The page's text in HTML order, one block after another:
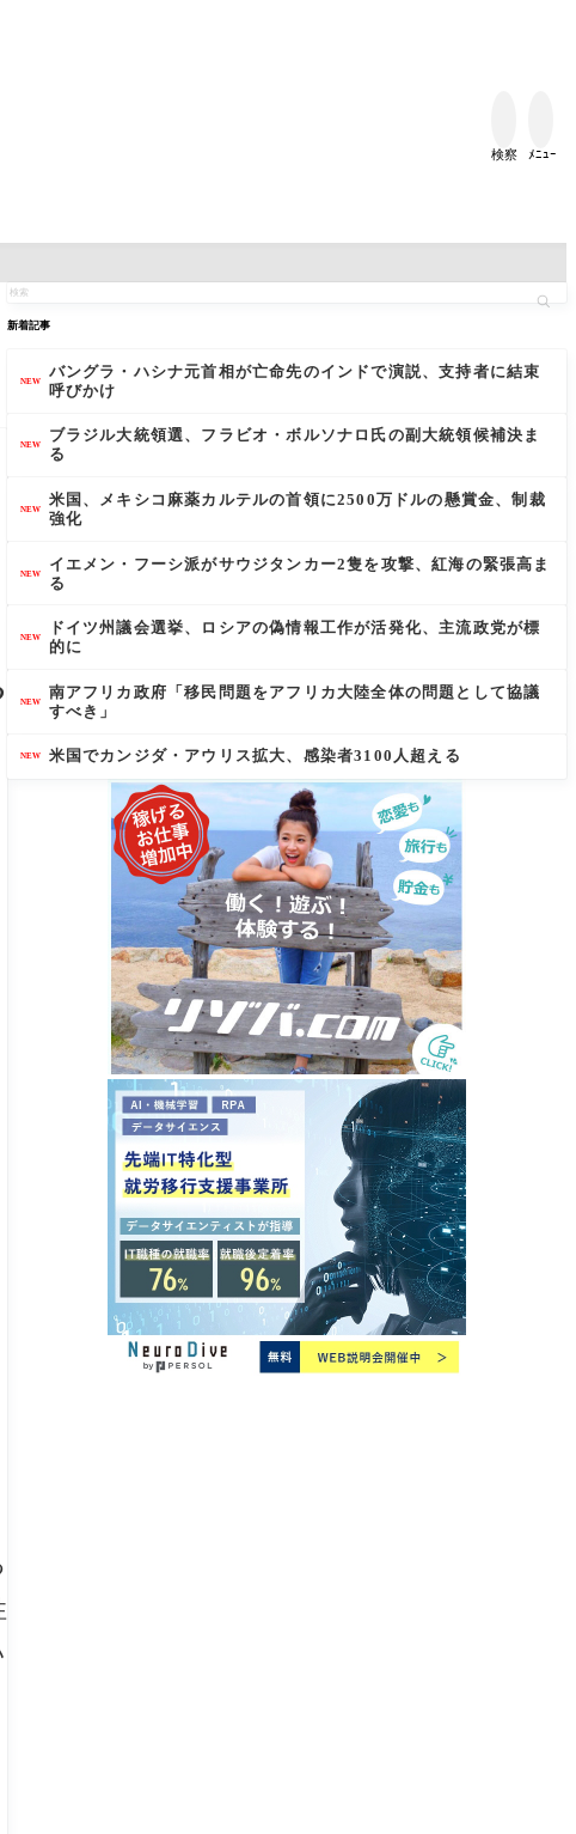
検察 ﾒﾆｭｰ
新着記事
NEW
バングラ・ハシナ元首相が亡命先のインドで演説、支持者に結束
呼びかけ
NEW
ブラジル大統領選、フラビオ・ボルソナロ氏の副大統領候補決ま
る
NEW
米国、メキシコ麻薬カルテルの首領に2500万ドルの懸賞金、制裁
強化
NEW
イエメン・フーシ派がサウジタンカー2隻を攻撃、紅海の緊張高ま
る
NEW
ドイツ州議会選挙、ロシアの偽情報工作が活発化、主流政党が標
的に
NEW
南アフリカ政府「移民問題をアフリカ大陸全体の問題として協議
すべき」
NEW 米国でカンジダ・アウリス拡大、感染者3100人超える